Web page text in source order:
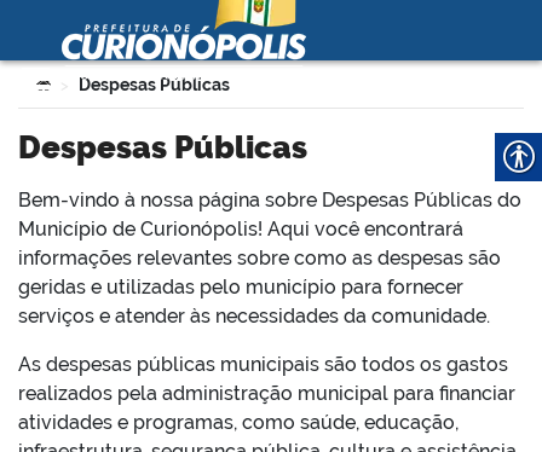
Ir para o conteúdo
Prefeitura Municipal de
Curionópolis
portal
Você está aqui:
> Despesas Públicas
Despesas Públicas
Bem-vindo à nossa página sobre Despesas Públicas do
Município de Curionópolis! Aqui você encontrará
informações relevantes sobre como as despesas são
geridas e utilizadas pelo município para fornecer
serviços e atender às necessidades da comunidade.
As despesas públicas municipais são todos os gastos
realizados pela administração municipal para financiar
atividades e programas, como saúde, educação,